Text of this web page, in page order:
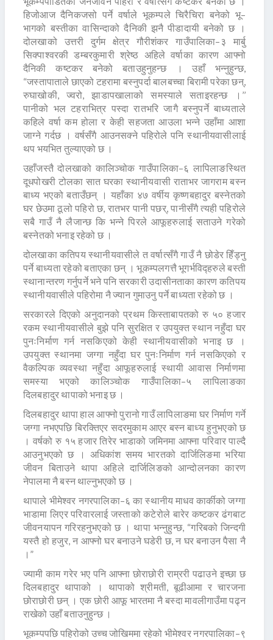
हिजोआज दैनिकजसो पर्ने वर्षाले भूकम्पले चिरैचिरा बनेको भू–
भागको बस्तीका वासिन्दाको दैनिकी झनै पीडादायी बनेको छ ।
दोलखाको उत्तरी दुर्गम क्षेत्र गौरीशंकर गाउँपालिका–३ मार्बु
सिक्पाश्वरकी डम्बरकुमारी श्रेष्ठ अहिले वर्षाका कारण आफ्नो
दैनिकी कष्टकर बनेको बताउहुनुहन्छ । उहाँ भन्नुहुन्छ,
“जस्तापाताले छाएको टहरामा बस्नुपर्दा बालबच्चा बिरामी परेका छन्,
रुघाखोकी, ज्वरो, झाडापखालाको समस्याले सताइरहन्छ ।’’
पानीको भल टहराभित्र पस्दा रातभरि जागै बस्नुपर्ने बाध्यताले
कहिले वर्षा कम होला र केही सहजता आउला भन्ने उहाँमा आशा
जाग्ने गर्दछ । वर्षसँगै आउनसक्ने पहिरोले पनि स्थानीयवासीलाई
थप भयभित तुल्याएको छ ।
उहाँजस्तै दोलखाको कालिञ्चोक गाउँपालिका–६ लापिलाङस्थित
दूधपोखरी टोलका सात घरका स्थानीयवासी राताभर जागराम बस्न
बाध्य भएको बताउँछन् । यहाँका ४७ वर्षीय कृष्णबहादुर बस्नेतको
घर छेउमा ठूलो पहिरो छ, रातभर पानी पछर्, पानीसँगै त्यही पहिरोले
सबै गाउँ नै लैजान्छ कि भन्ने पिरले आफूहरुलाई सताउने गरेको
बस्नेतको भनाइ रहेको छ ।
दोलखाका कतिपय स्थानीयवासीले त वर्षात्सँगै गाउँ नै छोडेर हिँड्नु
पर्ने बाध्यता रहेको बताएका छन् । भूकम्पलगत्तै भूगर्भविद्हरुले बस्ती
स्थानान्तरण गर्नुपर्ने भने पनि सरकारी उदासीनताका कारण कतिपय
स्थानीयवासीले पहिरोमा नै ज्यान गुमाउनु पर्ने बाध्यता रहेको छ ।
सरकारले दिएको अनुदानको प्रथम किस्ताबापतको रु ५० हजार
रकम स्थानीयवासीले बुझे पनि सुरक्षित र उपयुक्त स्थान नहुँदा घर
पुनःनिर्माण गर्न नसकिएको केही स्थानीयवासीको भनाइ छ ।
उपयुक्त स्थानमा जग्गा नहुँदा घर पुनःनिर्माण गर्न नसकिएको र
वैकल्पिक व्यवस्था नहुँदा आफूहरुलाई स्थायी आवास निर्माणमा
समस्या भएको कालिञ्चोक गाउँपालिका–५ लापिलाङका
दिलबहादुर थापाको भनाइ छ ।
दिलबहादुर थापा हाल आफ्नो पुरानो गाउँ लापिलाङमा घर निर्माण गर्ने
जग्गा नभएपछि बिरक्तिएर सदरमुकाम आएर बस्न बाध्य हुनुभएको छ
। वर्षको रु १५ हजार तिरेर भाडाको जमिनमा आफ्ना परिवार पाल्दै
आउनुभएको छ । अधिकांश समय भारतको दार्जिलिङमा भरिया
जीवन बिताउने थापा अहिले दार्जिलिङको आन्दोलनका कारण
नेपालमा नै बस्न थाल्नुभएको छ ।
थापाले भीमेश्वर नगरपालिका–६ का स्थानीय माधव कार्कीको जग्गा
भाडामा लिएर परिवारलाई जस्ताको कटेरोले बारेर कष्टकर ढंगबाट
जीवनयापन गरिरहनुभएको छ । थापा भन्नुहुन्छ, “गरिबको जिन्दगी
यस्तै हो हजुर, न आफ्नो घर बनाउने घडेरी छ, न घर बनाउन पैसा नै
।”
ज्यामी काम गरेर भए पनि आफ्ना छोराछोरी राम्ररी पढाउने इच्छा छ
दिलबहादुर थापाको । थापाको श्रीमती, बूढीआमा र चारजना
छोराछोरी छन् । एक छोरी आफू भारतमा नै बस्दा मावलीगाउँमा पढ्न
राखेको उहाँ बताउनुहुन्छ ।
भूकम्पपछि पहिरोको उच्च जोखिममा रहेको भीमेश्वर नगरपालिका–९